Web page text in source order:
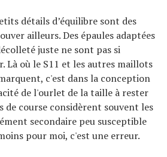
détails d’équilibre sont des
ailleurs. Des épaules adaptées
juste ne sont pas si
Là où le S11 et les autres maillots
c'est dans la conception
de l'ourlet de la taille à rester
de course considèrent souvent les
secondaire peu susceptible
pour moi, c'est une erreur.